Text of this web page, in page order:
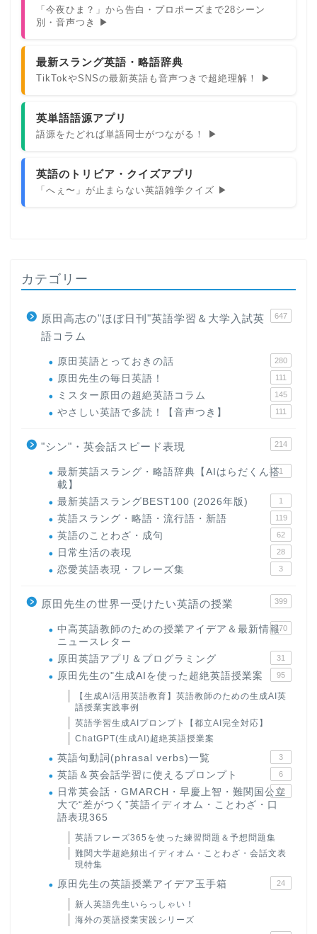
「今夜ひま？」から告白・プロポーズまで28シーン
別・音声つき ▶
最新スラング英語・略語辞典
TikTokやSNSの最新英語も音声つきで超絶理解！ ▶
英単語語源アプリ
語源をたどれば単語同士がつながる！ ▶
英語のトリビア・クイズアプリ
「へぇ〜」が止まらない英語雑学クイズ ▶
カテゴリー
原田高志の"ほぼ日刊"英語学習＆大学入試英
語コラム
647
原田英語とっておきの話 280
原田先生の毎日英語！ 111
ミスター原田の超絶英語コラム 145
やさしい英語で多読！【音声つき】 111
"シン"・英会話スピード表現 214
最新英語スラング・略語辞典【AIはらだくん搭
載】
1
最新英語スラングBEST100 (2026年版) 1
英語スラング・略語・流行語・新語 119
英語のことわざ・成句 62
日常生活の表現 28
恋愛英語表現・フレーズ集 3
原田先生の世界一受けたい英語の授業 399
中高英語教師のための授業アイデア＆最新情報
ニュースレター
170
原田英語アプリ＆プログラミング 31
原田先生の"生成AIを使った超絶英語授業案 95
【生成AI活用英語教育】英語教師のための生成AI英
語授業実践事例
英語学習生成AIプロンプト【都立AI完全対応】
ChatGPT(生成AI)超絶英語授業案
英語句動詞(phrasal verbs)一覧 3
英語＆英会話学習に使えるプロンプト 6
日常英会話・GMARCH・早慶上智・難関国公立
大で“差がつく”英語イディオム・ことわざ・口
語表現365
22
英語フレーズ365を使った練習問題＆予想問題集
難関大学超絶頻出イディオム・ことわざ・会話文表
現特集
原田先生の英語授業アイデア玉手箱 24
新人英語先生いらっしゃい！
海外の英語授業実践シリーズ